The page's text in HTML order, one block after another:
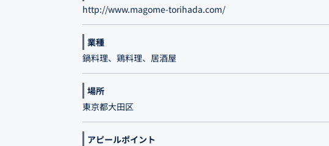
http://www.magome-torihada.com/
業種
鍋料理、鶏料理、居酒屋
場所
東京都大田区
アピールポイント